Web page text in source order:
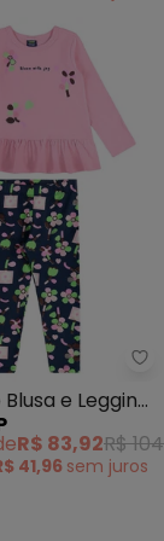
Feminino
e Legging
R$ 83,92R$
41,96 sem juros